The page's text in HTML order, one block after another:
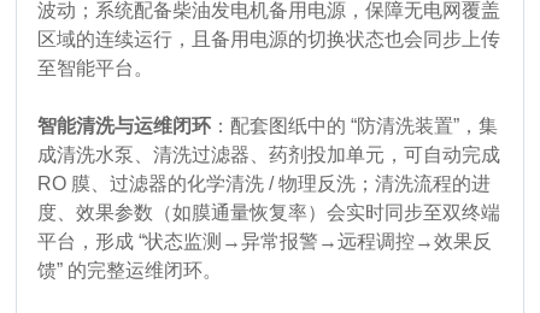
波动；系统配备柴油发电机备用电源，保障无电网覆盖
区域的连续运行，且备用电源的切换状态也会同步上传
至智能平台。
智能清洗与运维闭环 ：配套图纸中的 “防清洗装置”，集
成清洗水泵、清洗过滤器、药剂投加单元，可自动完成
RO 膜、过滤器的化学清洗 / 物理反洗；清洗流程的进
度、效果参数（如膜通量恢复率）会实时同步至双终端
平台，形成 “状态监测→异常报警→远程调控→效果反
馈” 的完整运维闭环。